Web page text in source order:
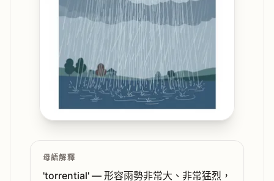
母語解釋
'torrential' — 形容雨勢非常大、非常猛烈，